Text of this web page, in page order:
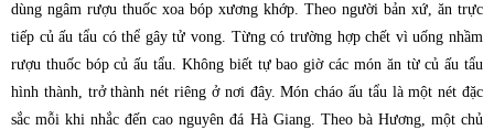
dùng ngâm rượu thuốc xoa bóp xương khớp. Theo người bản xứ, ăn trực
tiếp củ ấu tẩu có thể gây tử vong. Từng có trường hợp chết vì uống nhầm
rượu thuốc bóp củ ấu tẩu. Không biết tự bao giờ các món ăn từ củ ấu tẩu
hình thành, trở thành nét riêng ở nơi đây. Món cháo ấu tẩu là một nét đặc
sắc mỗi khi nhắc đến cao nguyên đá Hà Giang. Theo bà Hương, một chủ